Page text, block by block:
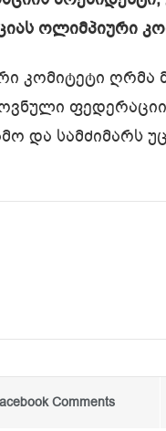
ოლიმპიური
ღრმა
და სამძიმარს
Comments